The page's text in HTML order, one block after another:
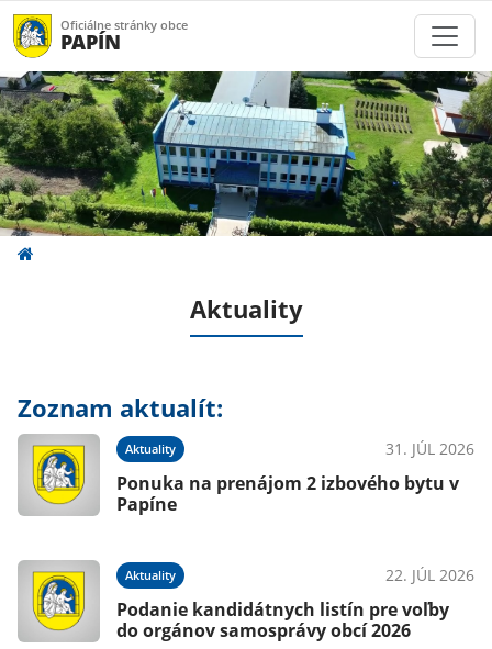
Oficiálne stránky obce
PAPÍN
Aktuality
Zoznam aktualít:
Aktuality 31. JÚL 2026
Ponuka na prenájom 2 izbového bytu v
Papíne
Aktuality 22. JÚL 2026
Podanie kandidátnych listín pre voľby
do orgánov samosprávy obcí 2026